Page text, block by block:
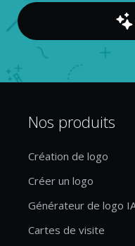
Nos produits
Création de logo
Créer un logo
Générateur de logo
Cartes de visite